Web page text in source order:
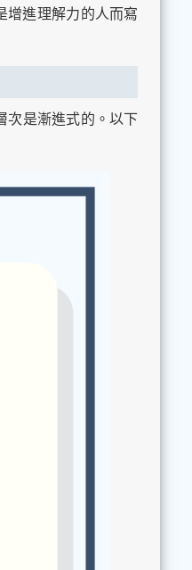
增進理解力的人而寫
次是漸進式的。以下